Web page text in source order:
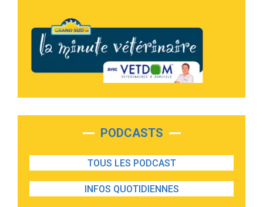
PODCASTS
TOUS LES PODCAST
INFOS QUOTIDIENNES